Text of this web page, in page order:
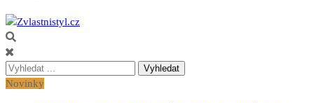
Zvlastnistyl.cz
Pramen kultury, zábavy a životního stylu
Vyhledávání
pro:
Novinky